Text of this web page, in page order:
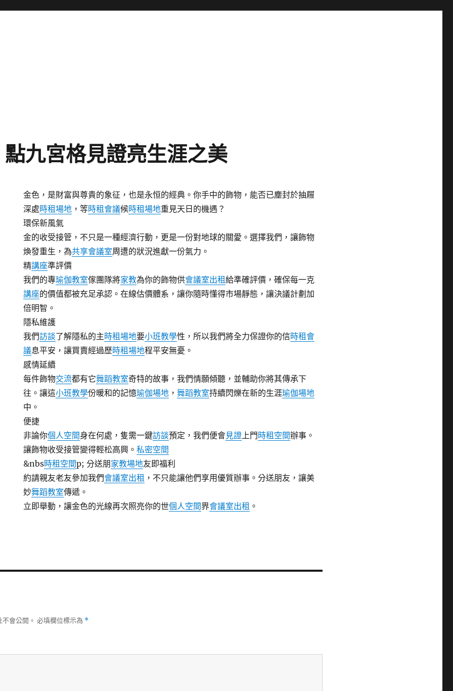
九宮格見證亮生涯之美
金色，是財富與尊貴的象征，也是永恒的經典。你手中的飾物，能否已塵封於抽屜
深處時租場地 ，等時租會議候時租場地重見天日的機遇？
環保新風氣
金的收受接管，不只是一種經濟行動，更是一份對地球的關愛。選擇我們，讓飾物
煥發重生，為共享會議室周遭的狀況進獻一份氣力。
精講座準評價
我們的專瑜伽教室傢團隊將家教為你的飾物供會議室出租給準確評價，確保每一克
講座的價值都被充足承認。在線估價體系，讓你隨時懂得市場靜態，讓決議計劃加
倍明智。
隱私維護
我們訪談了解隱私的主時租場地要小班教學性，所以我們將全力保證你的信時租會
議息平安，讓買賣經過歷時租場地程平安無憂。
感情延續
每件飾物交流都有它舞蹈教室奇特的故事，我們情願傾聽，並輔助你將其傳承下
往。讓這小班教學份暖和的記憶瑜伽場地 ，舞蹈教室持續閃爍在新的生涯瑜伽場地
中。
便捷
非論你個人空間身在何處，隻需一鍵訪談預定，我們便會見證上門 時租空間辦事。
讓飾物收受接管變得輕松高興。私密空間
&nbs時租空間p; 分送朋家教場地友即福利
約請親友老友參加我們會議室出租 ，不只能讓他們享用優質辦事。分送朋友，讓美
妙舞蹈教室傳遞。
立即舉動，讓金色的光線再次照亮你的世個人空間界會議室出租 。
會公開。 必填欄位標示為 *